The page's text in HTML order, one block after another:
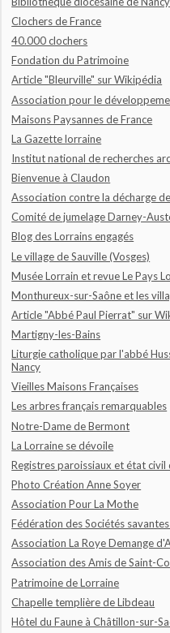
Clochers de France
40.000 clochers
Fondation du Patrimoine
Article "Bleurville" sur Wikipédia
Association pour le
Maisons Paysannes de France
La Gazette lorraine
Institut national de recherches
Bienvenue à Claudon
Association contre la décharge
Comité de jumelage Darney-
Blog des Lorrains engagés
Le village de Sauville (Vosges)
Musée Lorrain et revue Le Pays
Monthureux-sur-Saône et les
Article "Abbé Paul Pierrat" sur
Martigny-les-Bains
Liturgie catholique par l'abbé
Nancy
Vieilles Maisons Françaises
Les arbres français remarquables
Notre-Dame de Bermont
La Lorraine se dévoile
Registres paroissiaux et état civil
Photo Création Anne Soyer
Association Pour La Mothe
Fédération des Sociétés
Association La Roye Demange
Association des Amis de Saint-
Patrimoine de Lorraine
Chapelle templière de Libdeau
Hôtel du Faune à Châtillon-sur-